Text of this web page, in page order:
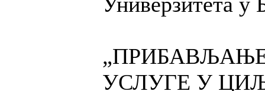
УСЛУГЕ У